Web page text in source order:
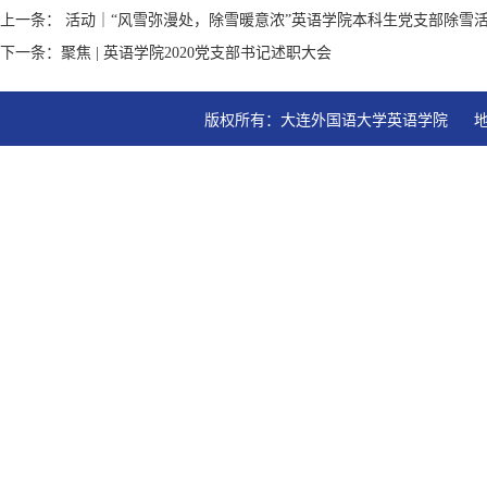
上一条： 活动｜“风雪弥漫处，除雪暖意浓”英语学院本科生党支部除雪
下一条：聚焦 | 英语学院2020党支部书记述职大会
版权所有：大连外国语大学英语学院